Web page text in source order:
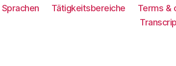
Sprachen
Tätigkeitsbereiche Terms &